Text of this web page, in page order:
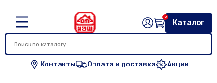
Контакты Оплата и доставка Акции
Каталог
0